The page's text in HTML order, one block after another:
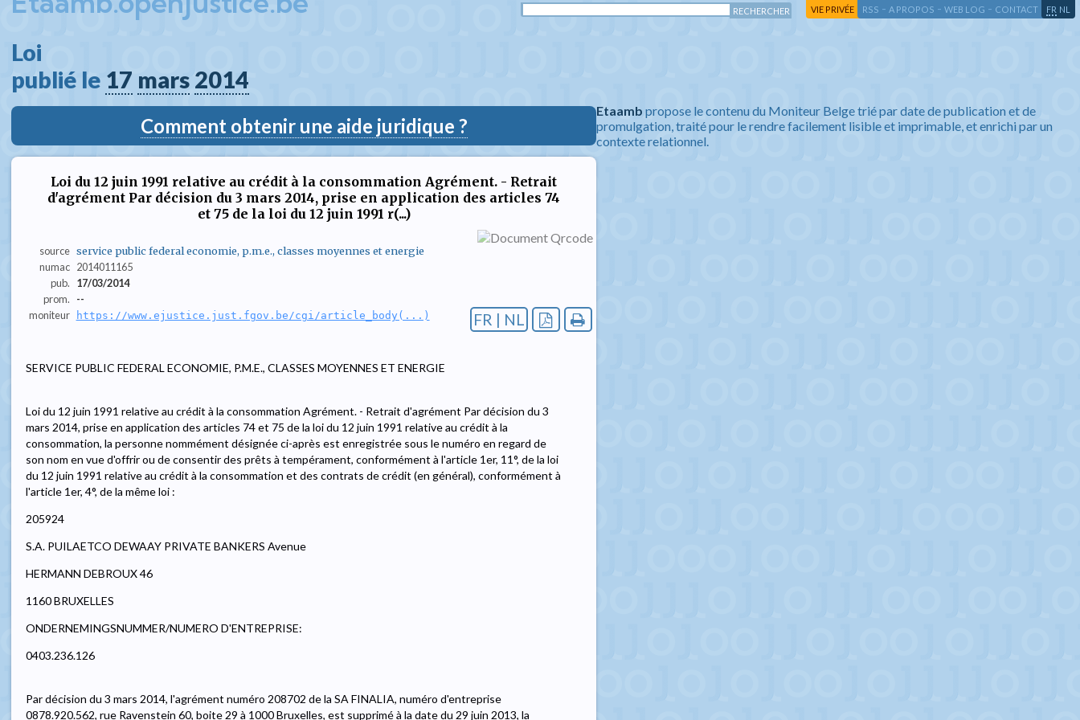
VIE PRIVÉE RSS - A PROPOS - WEB LOG - CONTACT FR NL
Loi
publié le 17 mars 2014
Comment obtenir une aide juridique ?
Loi du 12 juin 1991 relative au crédit à la consommation Agrément. - Retrait
d'agrément Par décision du 3 mars 2014, prise en application des articles 74
et 75 de la loi du 12 juin 1991 r(...)
source service public federal economie, p.m.e., classes moyennes et energie
numac 2014011165
pub.
17/03/2014
prom.
--
moniteur
https://www.ejustice.just.fgov.be/cgi/article_body(...) FR | NL
SERVICE PUBLIC FEDERAL ECONOMIE, P.M.E., CLASSES MOYENNES ET ENERGIE
Loi du 12 juin 1991 relative au crédit à la consommation Agrément. - Retrait d'agrément Par décision du 3
mars 2014, prise en application des articles 74 et 75 de la loi du 12 juin 1991 relative au crédit à la
consommation, la personne nommément désignée ci-après est enregistrée sous le numéro en regard de
son nom en vue d'offrir ou de consentir des prêts à tempérament, conformément à l'article 1er, 11°, de la loi
du 12 juin 1991 relative au crédit à la consommation et des contrats de crédit (en général), conformément à
l'article 1er, 4°, de la même loi :
205924
S.A. PUILAETCO DEWAAY PRIVATE BANKERS Avenue
HERMANN DEBROUX 46
1160 BRUXELLES
ONDERNEMINGSNUMMER/NUMERO D'ENTREPRISE:
0403.236.126
Par décision du 3 mars 2014, l'agrément numéro 208702 de la SA FINALIA, numéro d'entreprise
0878.920.562, rue Ravenstein 60, boite 29 à 1000 Bruxelles, est supprimé à la date du 29 juin 2013, la
Etaamb propose le contenu du Moniteur Belge trié par date de publication et de
promulgation, traité pour le rendre facilement lisible et imprimable, et enrichi par un
contexte relationnel.